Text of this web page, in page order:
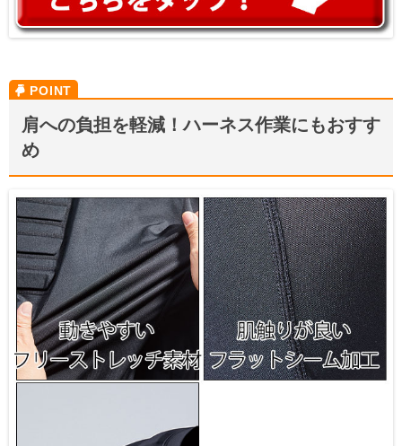
肩への負担を軽減！ハーネス作業にもおすす
め